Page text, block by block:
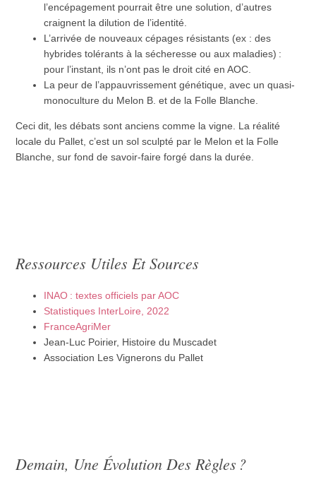
l’encépagement pourrait être une solution, d’autres
craignent la dilution de l’identité.
L’arrivée de nouveaux cépages résistants (ex : des
hybrides tolérants à la sécheresse ou aux maladies) :
pour l’instant, ils n’ont pas le droit cité en AOC.
La peur de l’appauvrissement génétique, avec un quasi-
monoculture du Melon B. et de la Folle Blanche.
Ceci dit, les débats sont anciens comme la vigne. La réalité
locale du Pallet, c’est un sol sculpté par le Melon et la Folle
Blanche, sur fond de savoir-faire forgé dans la durée.
Ressources Utiles Et Sources
INAO : textes officiels par AOC
Statistiques InterLoire, 2022
FranceAgriMer
Jean-Luc Poirier, Histoire du Muscadet
Association Les Vignerons du Pallet
Demain, Une Évolution Des Règles ?